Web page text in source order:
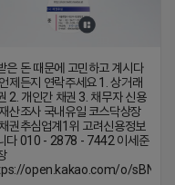
은 돈 때문에 고민하고 계시다
제든지 연락주세요 1. 상거래
2. 개인간 채권 3. 채무자 신용
산조사 국내유일 코스닥상장
권추심업계1위 고려신용정보
다 010 - 2878 - 7442 이세준
open.kakao.com/o/